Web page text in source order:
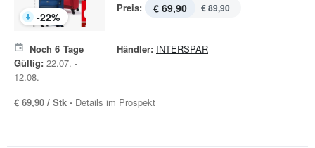
-22%
Preis: € 69,90 € 89,90
Noch 6 Tage
Gültig: 22.07. -
12.08.
Händler: INTERSPAR
€ 69,90 / Stk - Details im Prospekt